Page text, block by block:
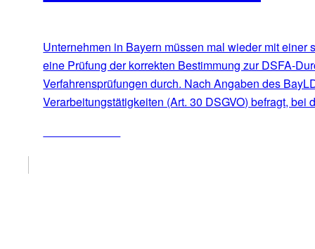
Unternehmen in Bayern müssen mal wieder mit
eine Prüfung der korrekten Bestimmung zur DSFA-
Verfahrensprüfungen durch. Nach Angaben des
Verarbeitungstätigkeiten (Art. 30 DSGVO) befragt,